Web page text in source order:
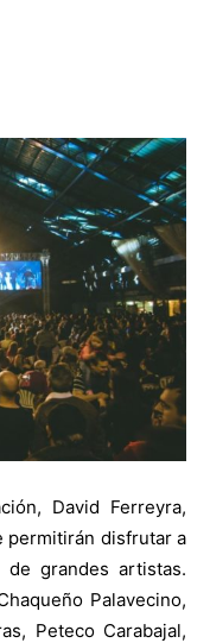
David Ferreyra,
permitirán disfrutar a
grandes artistas.
Palavecino,
Peteco Carabajal,